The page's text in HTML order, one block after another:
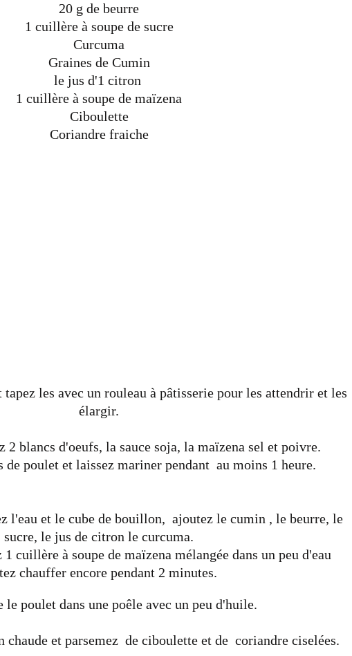
20 g de beurre
1 cuillère à soupe de sucre
Curcuma
Graines de Cumin
le jus d'1 citron
1 cuillère à soupe de maïzena
Ciboulette
Coriandre fraiche
les avec un rouleau à pâtisserie pour les attendrir et les
élargir.
2 blancs d'oeufs, la sauce soja, la maïzena sel et poivre.
de poulet et laissez mariner pendant au moins 1 heure.
l'eau et le cube de bouillon, ajoutez le cumin , le beurre, le
sucre, le jus de citron le curcuma.
cuillère à soupe de maïzena mélangée dans un peu d'eau
chauffer encore pendant 2 minutes.
le poulet dans une poêle avec un peu d'huile.
chaude et parsemez de ciboulette et de coriandre ciselées.